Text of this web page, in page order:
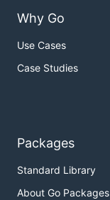
Why Go
Use Cases
Case Studies
Packages
Standard Library
About Go Packages